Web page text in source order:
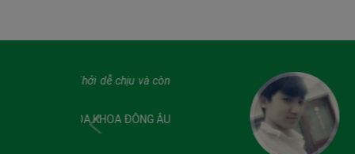
Rất cảm ơn những người